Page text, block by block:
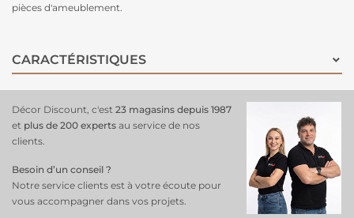
pièces d'ameublement.
CARACTÉRISTIQUES
Décor Discount, c'est 23 magasins depuis 1987
et plus de 200 experts au service de nos
clients.
Besoin d’un conseil ?
Notre service clients est à votre écoute pour
vous accompagner dans vos projets.